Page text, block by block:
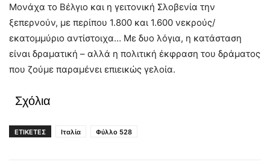
Μονάχα το Βέλγιο και η γειτονική Σλοβενία την
ξεπερνούν, με περίπου 1.800 και 1.600 νεκρούς/
εκατομμύριο αντίστοιχα… Με δυο λόγια, η κατάσταση
είναι δραματική – αλλά η πολιτική έκφραση του δράματος
που ζούμε παραμένει επιεικώς γελοία.
Σχόλια
ΕΤΙΚΕΤΕΣ Ιταλία Φύλλο 528